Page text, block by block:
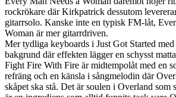
rockrökare där Kirkpatrick dessutom
gitarrsolo. Kanske inte en typisk FM-låt,
Woman är mer gitarrdriven.
Mer tydliga keyboards i Just Got Started
bakgrund där effekten lägger en schysst
Fight Fire With Fire är midtempolåt med en
refräng och en känsla i sångmelodin där
skåpet ska stå. Det är soulen i Overland som